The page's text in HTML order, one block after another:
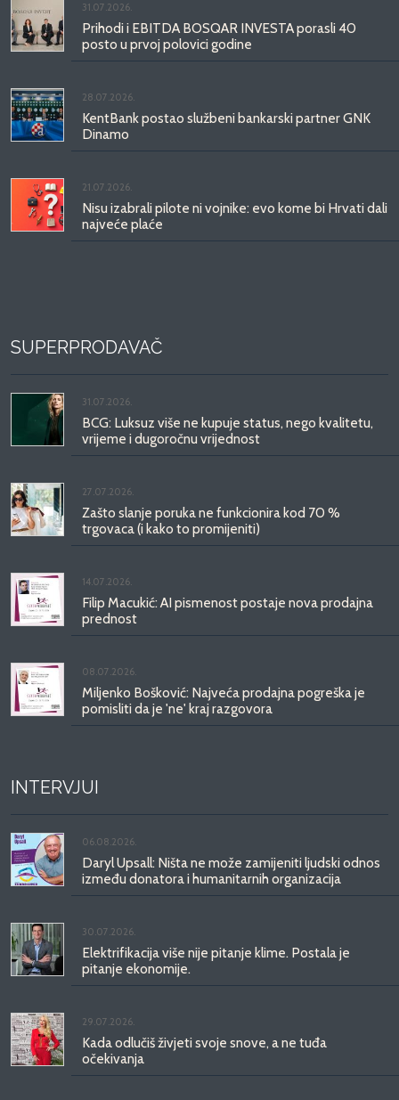
31.07.2026.
Prihodi i EBITDA BOSQAR INVESTA porasli 40
posto u prvoj polovici godine
28.07.2026.
KentBank postao službeni bankarski partner GNK
Dinamo
21.07.2026.
Nisu izabrali pilote ni vojnike: evo kome bi Hrvati dali
najveće plaće
SUPERPRODAVAČ
31.07.2026.
BCG: Luksuz više ne kupuje status, nego kvalitetu,
vrijeme i dugoročnu vrijednost
27.07.2026.
Zašto slanje poruka ne funkcionira kod 70 %
trgovaca (i kako to promijeniti)
14.07.2026.
Filip Macukić: AI pismenost postaje nova prodajna
prednost
08.07.2026.
Miljenko Bošković: Najveća prodajna pogreška je
pomisliti da je 'ne' kraj razgovora
INTERVJUI
06.08.2026.
Daryl Upsall: Ništa ne može zamijeniti ljudski odnos
između donatora i humanitarnih organizacija
30.07.2026.
Elektrifikacija više nije pitanje klime. Postala je
pitanje ekonomije.
29.07.2026.
Kada odlučiš živjeti svoje snove, a ne tuđa
očekivanja